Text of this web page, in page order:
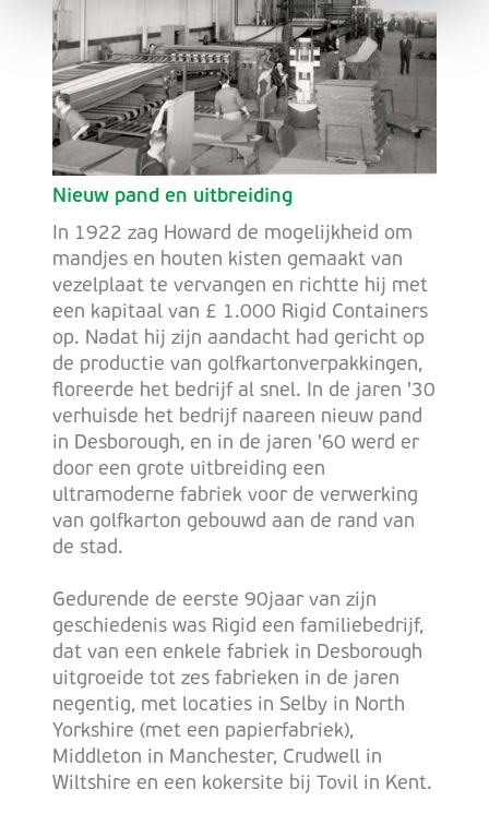
Nieuw pand en uitbreiding
In 1922 zag Howard de mogelijkheid om
mandjes en houten kisten gemaakt van
vezelplaat te vervangen en richtte hij met
een kapitaal van £ 1.000 Rigid Containers
op. Nadat hij zijn aandacht had gericht op
de productie van golfkartonverpakkingen,
floreerde het bedrijf al snel. In de jaren '30
verhuisde het bedrijf naareen nieuw pand
in Desborough, en in de jaren '60 werd er
door een grote uitbreiding een
ultramoderne fabriek voor de verwerking
van golfkarton gebouwd aan de rand van
de stad.
Gedurende de eerste 90jaar van zijn
geschiedenis was Rigid een familiebedrijf,
dat van een enkele fabriek in Desborough
uitgroeide tot zes fabrieken in de jaren
negentig, met locaties in Selby in North
Yorkshire (met een papierfabriek),
Middleton in Manchester, Crudwell in
Wiltshire en een kokersite bij Tovil in Kent.